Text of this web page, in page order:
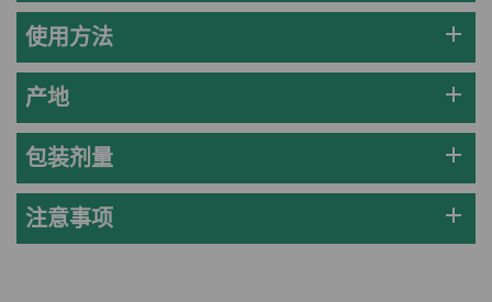
(到期日2027年2月)
HKD$85
HKD$145
加入购物车
使用方法 add
产地 add
包装剂量 add
注意事项 add